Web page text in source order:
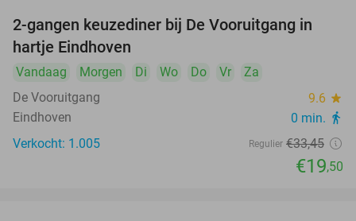
42%
2-gangen keuzediner bij De Vooruitgang in
hartje Eindhoven
Vandaag Morgen Di Wo Do Vr
Za
De Vooruitgang
9.6 star
Eindhoven 0 min. directions_walk
Verkocht: 1.005 Regulier €33,45
€19,50